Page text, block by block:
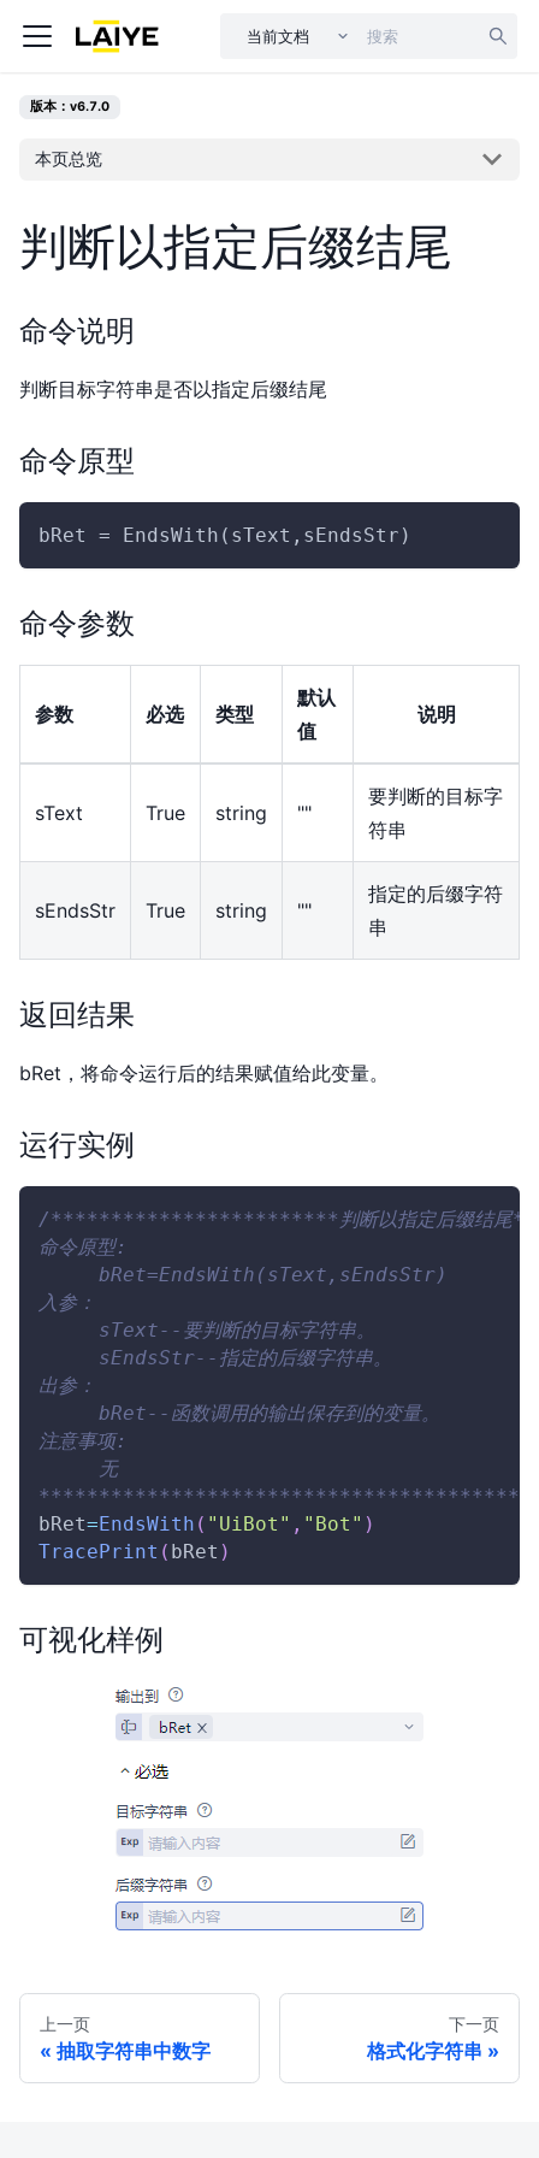
当前文档
版本：v6.7.0
本页总览
判断以指定后缀结尾
命令说明
判断目标字符串是否以指定后缀结尾
命令原型
bRet = EndsWith(sText,sEndsStr)
命令参数
参数 必选 类型
默认
值
说明
sText True string ""
要判断的目标字
符串
sEndsStr True string ""
指定的后缀字符
串
返回结果
bRet，将命令运行后的结果赋值给此变量。
运行实例
/************************判断以指定后缀结
命令原型:
     bRet=EndsWith(sText,sEndsStr)
入参：
     sText--要判断的目标字符串。
     sEndsStr--指定的后缀字符串。
出参：
     bRet--函数调用的输出保存到的变量。
注意事项:
     无
bRet=EndsWith ( "UiBot" , "Bot" )
TracePrint ( bRet )
可视化样例
上一页
抽取字符串中数字
下一页
格式化字符串